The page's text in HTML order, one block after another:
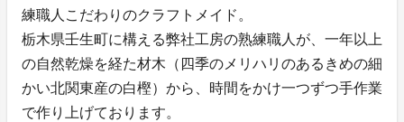
練職人こだわりのクラフトメイド。
栃木県壬生町に構える弊社工房の熟練職人が、一年以上
の自然乾燥を経た材木（四季のメリハリのあるきめの細
かい北関東産の白樫）から、時間をかけ一つずつ手作業
で作り上げております。